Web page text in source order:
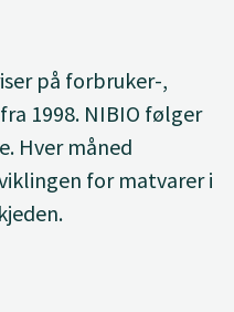
på forbruker-,
1998. NIBIO følger
Hver måned
for matvarer i